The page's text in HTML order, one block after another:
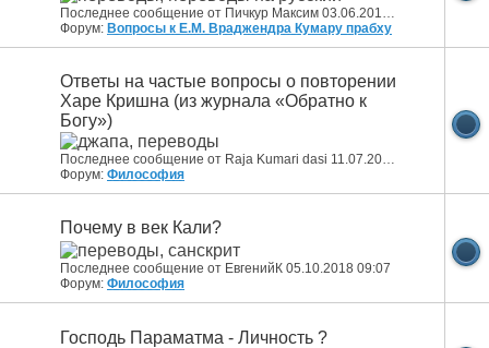
Последнее сообщение от Пичкур Максим 03.06.201919:57
Форум: Вопросы к Е.М. Враджендра Кумару прабху
Ответы на частые вопросы о повторении
Харе Кришна (из журнала «Обратно к
Богу»)
Последнее сообщение от Raja Kumari dasi 11.07.2018
Форум: Философия
Почему в век Кали?
Последнее сообщение от ЕвгенийК 05.10.2018 09:07
Форум: Философия
Господь Параматма - Личность ?